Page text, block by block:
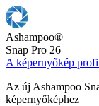
Ashampoo®
Snap Pro 26
A képernyőkép
Az új Ashampoo
képernyőképhez